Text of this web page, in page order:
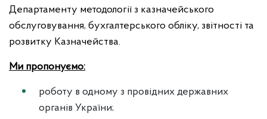
Департаменту методології з казначейського
обслуговування, бухгалтерського обліку, звітності та
розвитку Казначейства.
Ми пропонуємо:
роботу в одному з провідних державних
органів України;